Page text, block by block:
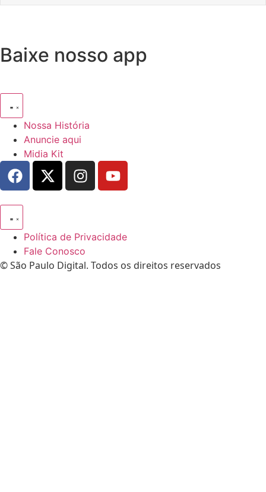
Baixe nosso app
Nossa História
Anuncie aqui
Midia Kit
Política de Privacidade
Fale Conosco
© São Paulo Digital. Todos os direitos reservados